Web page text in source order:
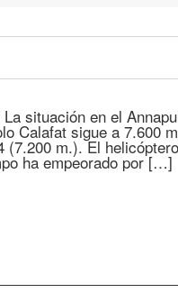
situación en el
Calafat sigue a 7.600
(7.200 m.). El
ha empeorado por […]